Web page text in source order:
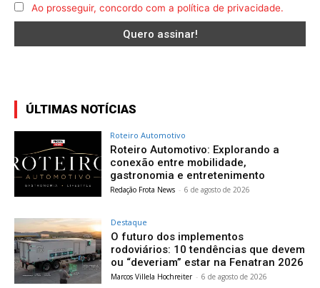
Ao prosseguir, concordo com a política de privacidade.
ÚLTIMAS NOTÍCIAS
Roteiro Automotivo
Roteiro Automotivo: Explorando a
conexão entre mobilidade,
gastronomia e entretenimento
Redação Frota News - 6 de agosto de 2026
Destaque
O futuro dos implementos
rodoviários: 10 tendências que devem
ou “deveriam” estar na Fenatran 2026
Marcos Villela Hochreiter - 6 de agosto de 2026